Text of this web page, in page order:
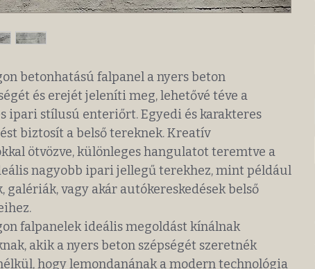
betonhatású falpanel a nyers beton
és erejét jeleníti meg, lehetővé téve a
ipari stílusú enteriőrt. Egyedi és karakteres
biztosít a belső tereknek. Kreatív
ötvözve, különleges hangulatot teremtve a
nagyobb ipari jellegű terekhez, mint például
galériák, vagy akár autókereskedések belső
falpanelek ideális megoldást kínálnak
akik a nyers beton szépségét szeretnék
hogy lemondanának a modern technológia